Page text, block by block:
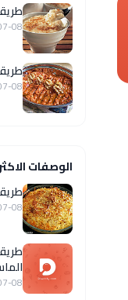
08
08
الوصفات
08
08